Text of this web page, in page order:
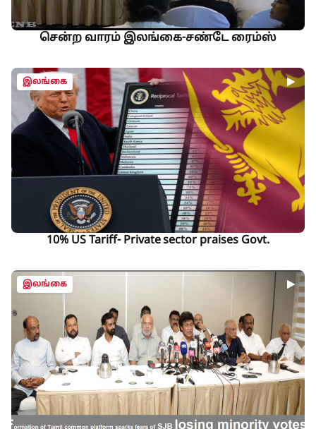
சென்ற வாரம் இலங்கை-சண்டே ரைம்ஸ்
இலங்கை
10% US Tariff- Private sector praises Govt.
இலங்கை